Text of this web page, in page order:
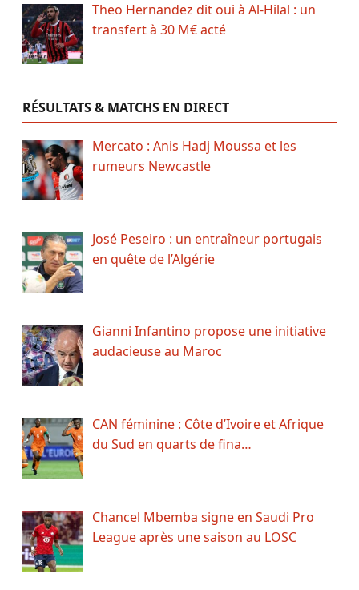
Theo Hernandez dit oui à Al-Hilal : un
transfert à 30 M€ acté
RÉSULTATS & MATCHS EN DIRECT
Mercato : Anis Hadj Moussa et les
rumeurs Newcastle
José Peseiro : un entraîneur portugais
en quête de l’Algérie
Gianni Infantino propose une initiative
audacieuse au Maroc
CAN féminine : Côte d’Ivoire et Afrique
du Sud en quarts de fina…
Chancel Mbemba signe en Saudi Pro
League après une saison au LOSC